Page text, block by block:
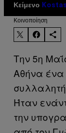
Κείμενο
Kοινοποίηση
Την 5η
Αθήνα
Ήταν
την